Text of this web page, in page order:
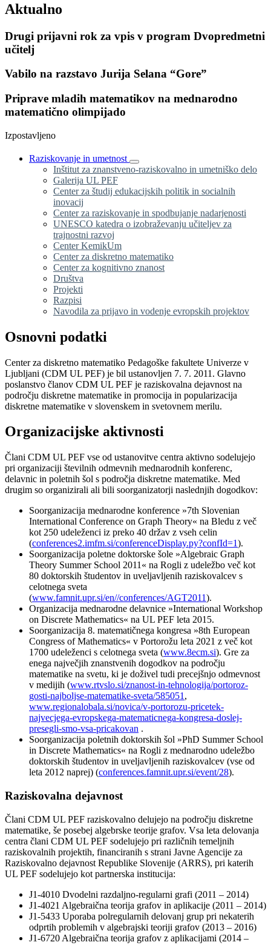
Aktualno
Drugi prijavni rok za vpis v program Dvopredmetni
učitelj
Vabilo na razstavo Jurija Selana “Gore”
Priprave mladih matematikov na mednarodno
matematično olimpijado
Izpostavljeno
Raziskovanje in umetnost
Inštitut za znanstveno-raziskovalno in umetniško delo
Galerija UL PEF
Center za študij edukacijskih politik in socialnih
inovacij
Center za raziskovanje in spodbujanje nadarjenosti
UNESCO katedra o izobraževanju učiteljev za
trajnostni razvoj
Center KemikUm
Center za diskretno matematiko
Center za kognitivno znanost
Društva
Projekti
Razpisi
Navodila za prijavo in vodenje evropskih projektov
Osnovni podatki
Center za diskretno matematiko Pedagoške fakultete Univerze v
Ljubljani (CDM UL PEF) je bil ustanovljen 7. 7. 2011. Glavno
poslanstvo članov CDM UL PEF je raziskovalna dejavnost na
področju diskretne matematike in promocija in popularizacija
diskretne matematike v slovenskem in svetovnem merilu.
Organizacijske aktivnosti
Člani CDM UL PEF vse od ustanovitve centra aktivno sodelujejo
pri organizaciji številnih odmevnih mednarodnih konferenc,
delavnic in poletnih šol s področja diskretne matematike. Med
drugim so organizirali ali bili soorganizatorji naslednjih dogodkov:
Soorganizacija mednarodne konference »7th Slovenian
International Conference on Graph Theory« na Bledu z več
kot 250 udeleženci iz preko 40 držav z vseh celin
(conferences2.imfm.si/conferenceDisplay.py?confId=1).
Soorganizacija poletne doktorske šole »Algebraic Graph
Theory Summer School 2011« na Rogli z udeležbo več kot
80 doktorskih študentov in uveljavljenih raziskovalcev s
celotnega sveta
(www.famnit.upr.si/en//conferences/AGT2011).
Organizacija mednarodne delavnice »International Workshop
on Discrete Mathematics« na UL PEF leta 2015.
Soorganizacija 8. matematičnega kongresa »8th European
Congress of Mathematics« v Portorožu leta 2021 z več kot
1700 udeleženci s celotnega sveta (www.8ecm.si). Gre za
enega največjih znanstvenih dogodkov na področju
matematike na svetu, ki je doživel tudi precejšnjo odmevnost
v medijih (www.rtvslo.si/znanost-in-tehnologija/portoroz-
gosti-najboljse-matematike-sveta/585051 ,
www.regionalobala.si/novica/v-portorozu-pricetek-
najvecjega-evropskega-matematicnega-kongresa-doslej-
presegli-smo-vsa-pricakovan .
Soorganizacija poletnih doktorskih šol »PhD Summer School
in Discrete Mathematics« na Rogli z mednarodno udeležbo
doktorskih študentov in uveljavljenih raziskovalcev (vse od
leta 2012 naprej) (conferences.famnit.upr.si/event/28).
Raziskovalna dejavnost
Člani CDM UL PEF raziskovalno delujejo na področju diskretne
matematike, še posebej algebrske teorije grafov. Vsa leta delovanja
centra člani CDM UL PEF sodelujejo pri različnih temeljnih
raziskovalnih projektih, financiranih s strani Javne Agencije za
Raziskovalno dejavnost Republike Slovenije (ARRS), pri katerih
UL PEF sodelujejo kot partnerska institucija:
J1-4010 Dvodelni razdaljno-regularni grafi (2011 – 2014)
J1-4021 Algebraična teorija grafov in aplikacije (2011 – 2014)
J1-5433 Uporaba polregularnih delovanj grup pri nekaterih
odprtih problemih v algebrajski teoriji grafov (2013 – 2016)
J1-6720 Algebraična teorija grafov z aplikacijami (2014 –